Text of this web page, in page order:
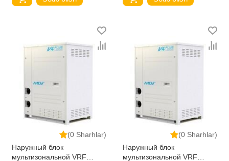
(0 Sharhlar)
Наружный блок
мультизональной VRF
(0 Sharhlar)
Наружный блок
мультизональной VRF